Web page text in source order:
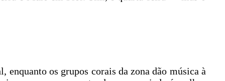
os grupos corais da zona dão música à